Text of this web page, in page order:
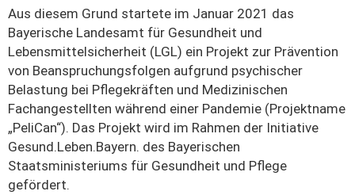
Aus diesem Grund startete im Januar 2021 das
Bayerische Landesamt für Gesundheit und
Lebensmittelsicherheit (LGL) ein Projekt zur Prävention
von Beanspruchungsfolgen aufgrund psychischer
Belastung bei Pflegekräften und Medizinischen
Fachangestellten während einer Pandemie (Projektname
„PeliCan“). Das Projekt wird im Rahmen der Initiative
Gesund.Leben.Bayern. des Bayerischen
Staatsministeriums für Gesundheit und Pflege
gefördert.